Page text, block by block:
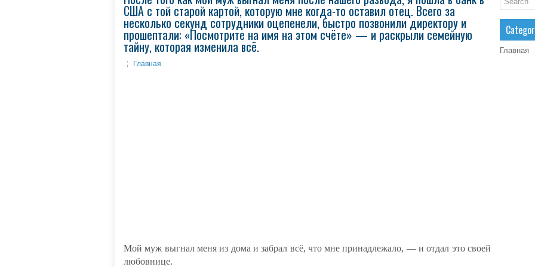
США с той старой картой, которую мне когда-то оставил отец. Всего за
несколько секунд сотрудники оцепенели, быстро позвонили директору и
прошептали: «Посмотрите на имя на этом счёте» — и раскрыли семейную
тайну, которая изменила всё.
Главная
Мой муж выгнал меня из дома и забрал всё, что мне принадлежало, — и отдал это своей
любовнице.
Главная